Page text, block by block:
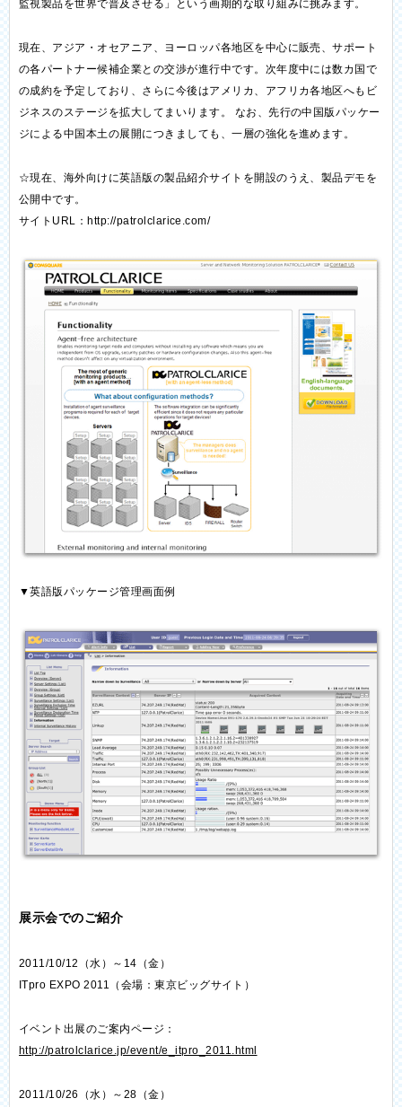
監視製品を世界で普及させる」という画期的な取り組みに挑みます。
現在、アジア・オセアニア、ヨーロッパ各地区を中心に販売、サポート
の各パートナー候補企業との交渉が進行中です。次年度中には数カ国で
の成約を予定しており、さらに今後はアメリカ、アフリカ各地区へもビ
ジネスのステージを拡大してまいります。 なお、先行の中国版パッケー
ジによる中国本土の展開につきましても、一層の強化を進めます。
☆現在、海外向けに英語版の製品紹介サイトを開設のうえ、製品デモを
公開中です。
サイトURL：http://patrolclarice.com/
▼英語版パッケージ管理画面例
展示会でのご紹介
2011/10/12（水）～14（金）
ITpro EXPO 2011（会場：東京ビッグサイト）
イベント出展のご案内ページ：
http://patrolclarice.jp/event/e_itpro_2011.html
2011/10/26（水）～28（金）